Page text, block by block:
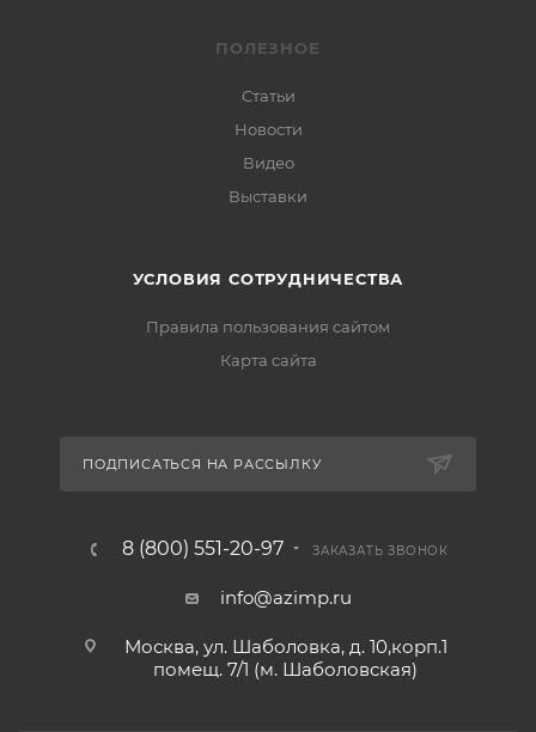
ПОЛЕЗНОЕ
Статьи
Новости
Видео
Выставки
УСЛОВИЯ СОТРУДНИЧЕСТВА
Правила пользования сайтом
Карта сайта
ПОДПИСАТЬСЯ НА РАССЫЛКУ
8 (800) 551-20-97 ЗАКАЗАТЬ ЗВОНОК
info@azimp.ru
Москва, ул. Шаболовка, д. 10,корп.1
помещ. 7/1 (м. Шаболовская)